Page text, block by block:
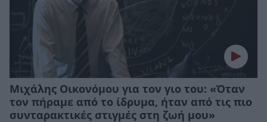
Μιχάλης Οικονόμου για τον γιο του: «Όταν
τον πήραμε από το ίδρυμα, ήταν από τις πιο
συνταρακτικές στιγμές στη ζωή μου»